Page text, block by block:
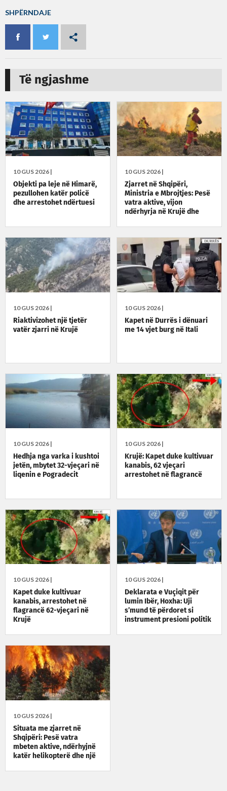
SHPËRNDAJE
Të ngjashme
10 GUS 2026 |
Objekti pa leje në Himarë,
pezullohen katër policë
dhe arrestohet ndërtuesi
10 GUS 2026 |
Zjarret në Shqipëri,
Ministria e Mbrojtjes: Pesë
vatra aktive, vijon
ndërhyrja në Krujë dhe
10 GUS 2026 |
Riaktivizohet një tjetër
vatër zjarri në Krujë
10 GUS 2026 |
Kapet në Durrës i dënuari
me 14 vjet burg në Itali
10 GUS 2026 |
Hedhja nga varka i kushtoi
jetën, mbytet 32-vjeçari në
liqenin e Pogradecit
10 GUS 2026 |
Krujë: Kapet duke kultivuar
kanabis, 62 vjeçari
arrestohet në flagrancë
10 GUS 2026 |
Kapet duke kultivuar
kanabis, arrestohet në
flagrancë 62-vjeçari në
Krujë
10 GUS 2026 |
Deklarata e Vuçiqit për
lumin Ibër, Hoxha: Uji
s’mund të përdoret si
instrument presioni politik
10 GUS 2026 |
Situata me zjarret në
Shqipëri: Pesë vatra
mbeten aktive, ndërhyjnë
katër helikopterë dhe një